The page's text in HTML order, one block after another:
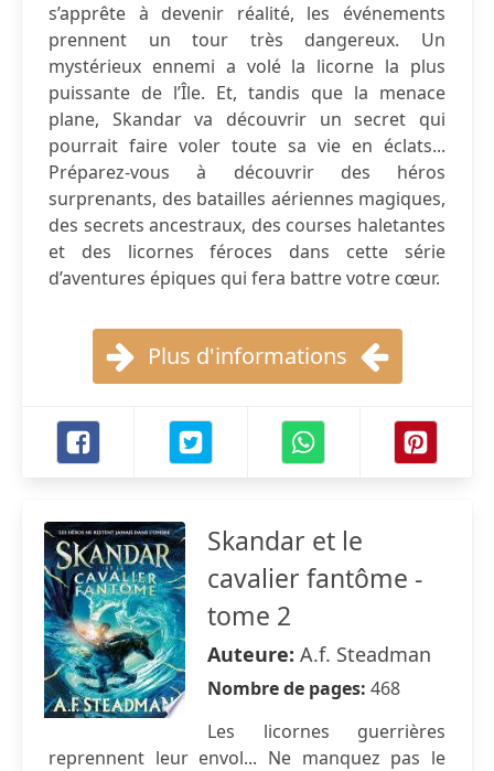
s’apprête à devenir réalité, les événements
prennent un tour très dangereux. Un
mystérieux ennemi a volé la licorne la plus
puissante de l’Île. Et, tandis que la menace
plane, Skandar va découvrir un secret qui
pourrait faire voler toute sa vie en éclats...
Préparez-vous à découvrir des héros
surprenants, des batailles aériennes magiques,
des secrets ancestraux, des courses haletantes
et des licornes féroces dans cette série
d’aventures épiques qui fera battre votre cœur.
Plus d'informations
Skandar et le
cavalier fantôme -
tome 2
Auteure: A.f. Steadman
Nombre de pages: 468
Les licornes guerrières
reprennent leur envol... Ne manquez pas le